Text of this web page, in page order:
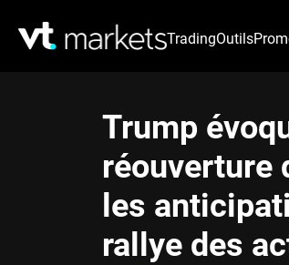
TradingOutils
Trump
réouverture
les
rallye des